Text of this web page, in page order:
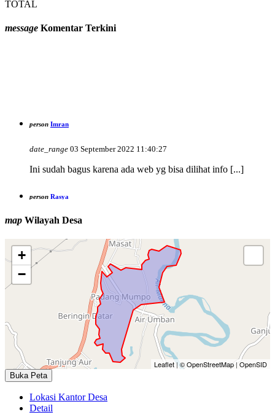
TOTAL
message Komentar Terkini
Ini sudah bagus karena ada web yg bisa dilihat info [...]
Selamat atas keberhasilan desa padang mumpo dalam upaya
map Wilayah Desa
+
−
Leaflet | © OpenStreetMap | OpenSID
Buka Peta
Lokasi Kantor Desa
Detail